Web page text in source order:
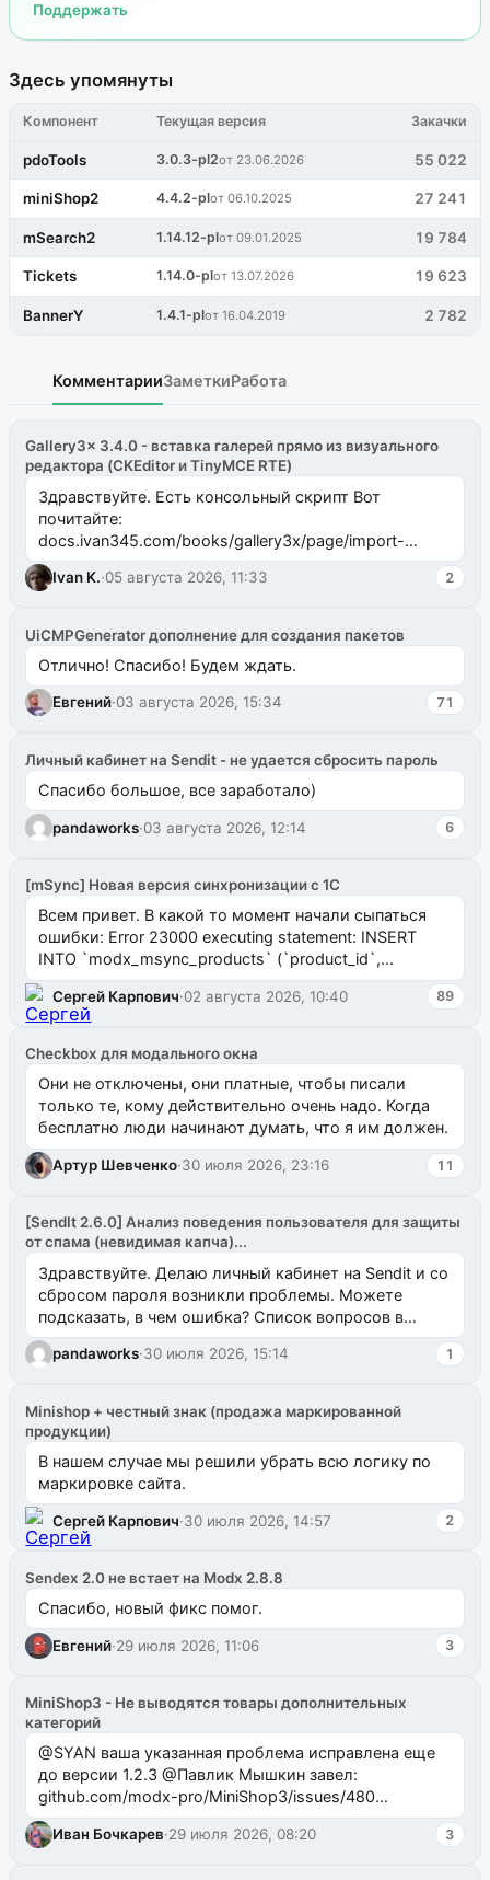
Поддержать
Здесь упомянуты
Компонент Текущая версия Закачки
pdoTools 3.0.3-pl2от 23.06.2026 55 022
miniShop2 4.4.2-plот 06.10.2025 27 241
mSearch2 1.14.12-plот 09.01.2025 19 784
Tickets 1.14.0-plот 13.07.2026 19 623
BannerY 1.4.1-plот 16.04.2019 2 782
КомментарииЗаметкиРабота
Gallery3x 3.4.0 - вставка галерей прямо из визуального
редактора (CKEditor и TinyMCE RTE)
Здравствуйте. Есть консольный скрипт Вот
почитайте:
docs.ivan345.com/books/gallery3x/page/import-
ms2galleryphp
Ivan K.·05 августа 2026, 11:33 2
UiCMPGenerator дополнение для создания пакетов
Отлично! Спасибо! Будем ждать.
Евгений·03 августа 2026, 15:34 71
Личный кабинет на Sendit - не удается сбросить пароль
Спасибо большое, все заработало)
pandaworks·03 августа 2026, 12:14 6
[mSync] Новая версия синхронизации с 1С
Всем привет. В какой то момент начали сыпаться
ошибки: Error 23000 executing statement: INSERT
INTO `modx_msync_products` (`product_id`,
`uuid_1c`) VALUES ...
Сергей Карпович·02 августа 2026, 10:40 89
Checkbox для модального окна
Они не отключены, они платные, чтобы писали
только те, кому действительно очень надо. Когда
бесплатно люди начинают думать, что я им должен.
Артур Шевченко·30 июля 2026, 23:16 11
[SendIt 2.6.0] Анализ поведения пользователя для защиты
от спама (невидимая капча)...
Здравствуйте. Делаю личный кабинет на Sendit и со
сбросом пароля возникли проблемы. Можете
подсказать, в чем ошибка? Список вопросов в
одноименном разделе на modx.pro пока пуст, и,...
pandaworks·30 июля 2026, 15:14 1
Minishop + честный знак (продажа маркированной
продукции)
В нашем случае мы решили убрать всю логику по
маркировке сайта.
Сергей Карпович·30 июля 2026, 14:57 2
Sendex 2.0 не встает на Modx 2.8.8
Спасибо, новый фикс помог.
Евгений·29 июля 2026, 11:06 3
MiniShop3 - Не выводятся товары дополнительных
категорий
@SYAN ваша указанная проблема исправлена еще
до версии 1.2.3 @Павлик Мышкин завел:
github.com/modx-pro/MiniShop3/issues/480
github.com/modx-pro/MiniShop3/issues/481Исправим
в б...
Иван Бочкарев·29 июля 2026, 08:20 3